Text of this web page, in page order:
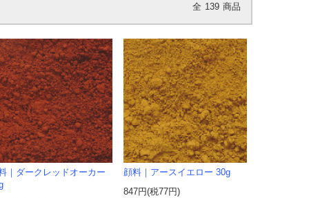
全 139 商品
｜ダークレッドオーカー
顔料｜アースイエロー 30g
847円(税77円)